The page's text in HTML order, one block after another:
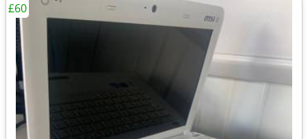
£60